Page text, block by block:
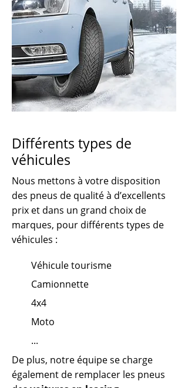
Différents types de
véhicules
Nous mettons à votre disposition
des pneus de qualité à d’excellents
prix et dans un grand choix de
marques, pour différents types de
véhicules :
Véhicule tourisme
Camionnette
4x4
Moto
...
De plus, notre équipe se charge
également de remplacer les pneus